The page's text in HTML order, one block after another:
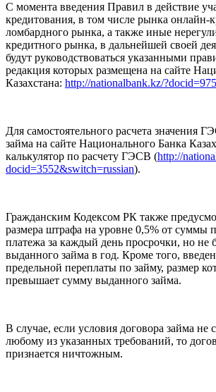
С момента введения Правил в действие
кредитования, в том числе рынка онлайн-
ломбардного рынка, а также иные
кредитного рынка, в дальнейшей своей
будут руководствоваться указанными
редакция которых размещена на сайте
Казахстана: http://nationalbank.kz/
Для самостоятельного расчета значения
займа на сайте Национального Банка
калькулятор по расчету ГЭСВ (http://
docid=3552&switch=russian).
Гражданским Кодексом РК также
размера штрафа на уровне 0,5% от суммы
платежа за каждый день просрочки, но не
выданного займа в год. Кроме того,
предельной переплаты по займу, размер
превышает сумму выданного займа.
В случае, если условия договора займа не
любому из указанных требований, то
признается ничтожным.